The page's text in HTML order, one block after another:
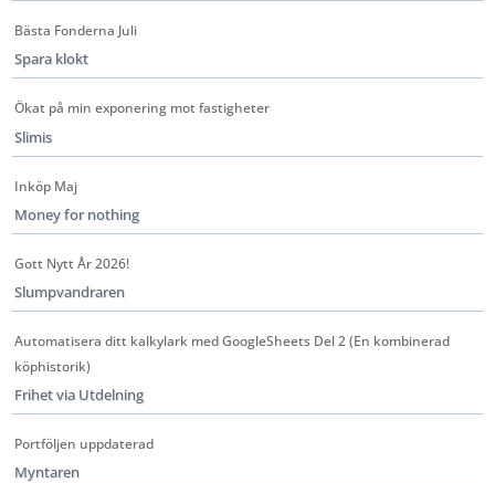
Bästa Fonderna Juli
Spara klokt
Ökat på min exponering mot fastigheter
Slimis
Inköp Maj
Money for nothing
Gott Nytt År 2026!
Slumpvandraren
Automatisera ditt kalkylark med GoogleSheets Del 2 (En kombinerad
köphistorik)
Frihet via Utdelning
Portföljen uppdaterad
Myntaren